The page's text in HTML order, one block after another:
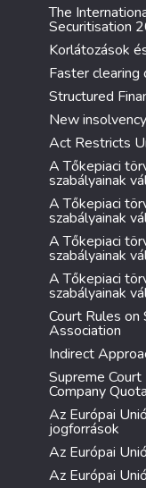
The
Securitisation
Korlátozások
Faster
Structured
New
Act Restricts
A Tőkepiaci
szabályainak
A Tőkepiaci
szabályainak
A Tőkepiaci
szabályainak
A Tőkepiaci
szabályainak
Court Rules
Association
Indirect
Supreme
Company
Az Európai
jogforrások
Az Európai
Az Európai